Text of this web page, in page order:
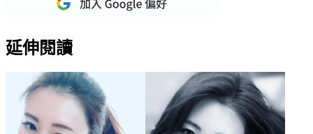
延伸閱讀